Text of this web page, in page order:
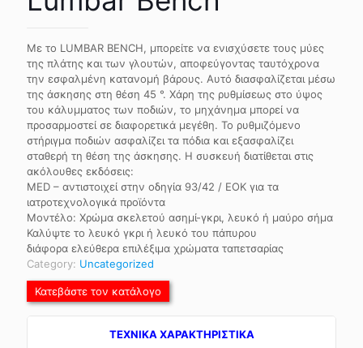
Με το LUMBAR BENCH, μπορείτε να ενισχύσετε τους μύες
της πλάτης και των γλουτών, αποφεύγοντας ταυτόχρονα
την εσφαλμένη κατανομή βάρους. Αυτό διασφαλίζεται μέσω
της άσκησης στη θέση 45 °. Χάρη της ρυθμίσεως στο ύψος
του κάλυμματος των ποδιών, το μηχάνημα μπορεί να
προσαρμοστεί σε διαφορετικά μεγέθη. Το ρυθμιζόμενο
στήριγμα ποδιών ασφαλίζει τα πόδια και εξασφαλίζει
σταθερή τη θέση της άσκησης. Η συσκευή διατίθεται στις
ακόλουθες εκδόσεις:
MED – αντιστοιχεί στην οδηγία 93/42 / ΕΟΚ για τα
ιατροτεχνολογικά προϊόντα
Μοντέλο: Χρώμα σκελετού ασημί-γκρι, λευκό ή μαύρο σήμα
Καλύψτε το λευκό γκρι ή λευκό του πάπυρου
διάφορα ελεύθερα επιλέξιμα χρώματα ταπετσαρίας
Category: Uncategorized
Κατεβάστε τον κατάλογο
TEXNIKA ΧΑΡΑΚΤΗΡΙΣΤΙΚΑ